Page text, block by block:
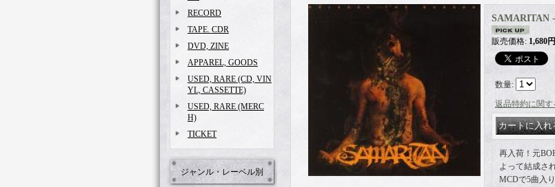
RECORD
TAPE. CDR
DVD, ZINE
APPAREL, GOODS
USED, RARE (CD, VIN
YL, CASSETTE)
USED, RARE (MERC
H)
TICKET
ジャンル・レーベル別
SAMARITAN
販売価格: 1,680円
数量:
返品特約に関
再入荷！元
よって結成さ
MCDで5曲入